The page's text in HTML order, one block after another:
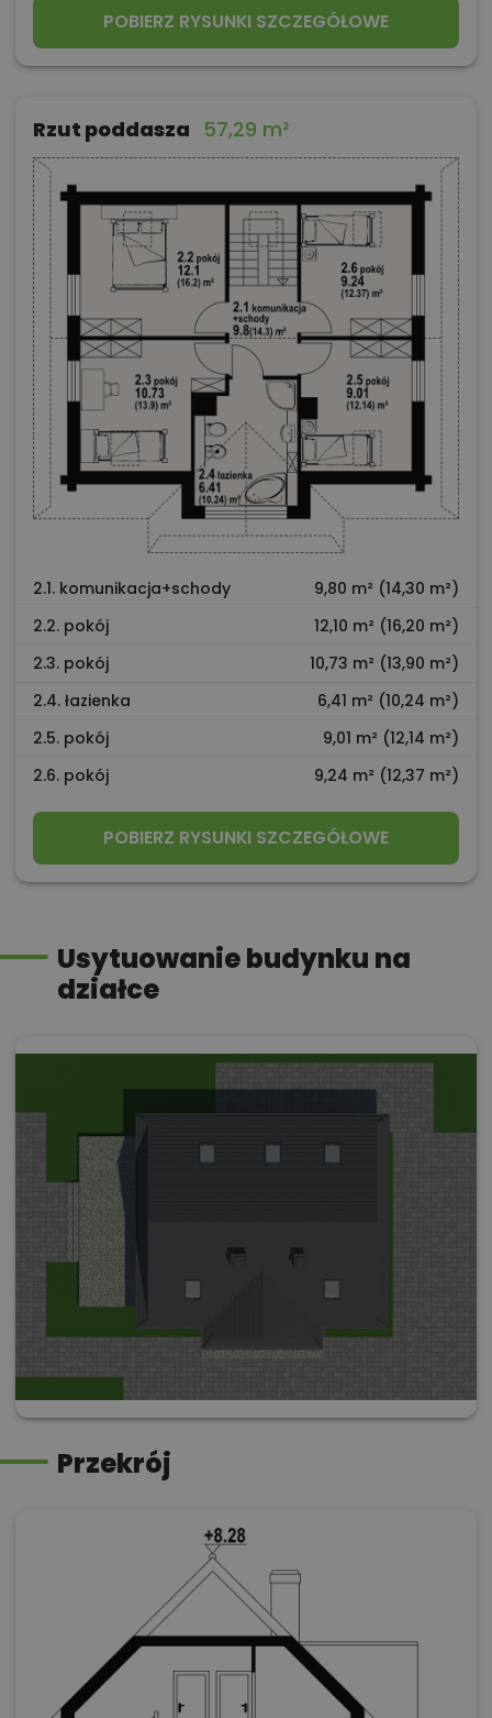
POBIERZ RYSUNKI SZCZEGÓŁOWE
Rzut poddasza 57,29 m²
2.1. komunikacja+schody
9,80 m² (14,30 m²)
2.2. pokój
12,10 m² (16,20 m²)
2.3. pokój
10,73 m² (13,90 m²)
2.4. łazienka
6,41 m² (10,24 m²)
2.5. pokój
9,01 m² (12,14 m²)
2.6. pokój
9,24 m² (12,37 m²)
POBIERZ RYSUNKI SZCZEGÓŁOWE
Usytuowanie budynku na
działce
Przekrój